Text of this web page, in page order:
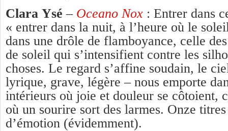
Clara Ysé – Oceano Nox : Entrer dans
« entrer dans la nuit, à l’heure où le
dans une drôle de flamboyance, celle
de soleil qui s’intensifient contre les
choses. Le regard s’affine soudain, le
lyrique, grave, légère – nous emporte
intérieurs où joie et douleur se côtoient,
où un sourire sort des larmes. Onze
d’émotion (évidemment).